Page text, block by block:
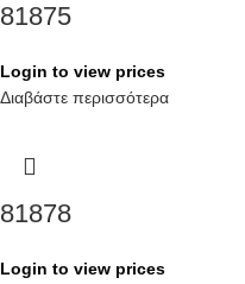
81875
Login to view prices
Διαβάστε περισσότερα
81878
Login to view prices